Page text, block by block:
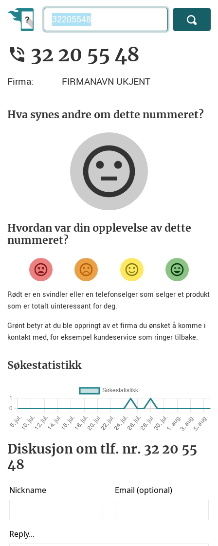
Telefonnummer
32 20 55 48
Firma: FIRMANAVN UKJENT
Hva synes andre om dette nummeret?
Hvordan var din opplevelse av dette
nummeret?
Rødt er en svindler eller en telefonselger som selger et produkt
som er totalt uinteressant for deg.
Grønt betyr at du ble oppringt av et firma du ønsket å komme i
kontakt med, for eksempel kundeservice som ringer tilbake.
Søkestatistikk
Diskusjon om tlf. nr. 32 20 55
48